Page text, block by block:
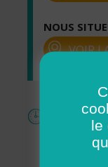
NOUS
VOIR
Horaires
Lundi : De
Mardi : De
le